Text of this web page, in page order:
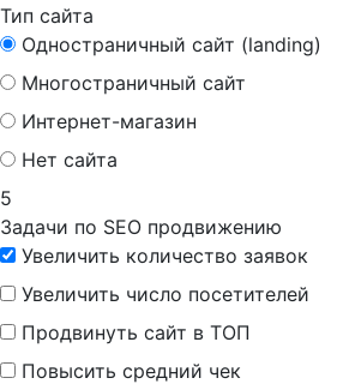
Тип сайта
Одностраничный сайт (landing)
Многостраничный сайт
Интернет-магазин
Нет сайта
5
Задачи по SEO продвижению
Увеличить количество заявок
Увеличить число посетителей
Продвинуть сайт в ТОП
Повысить средний чек